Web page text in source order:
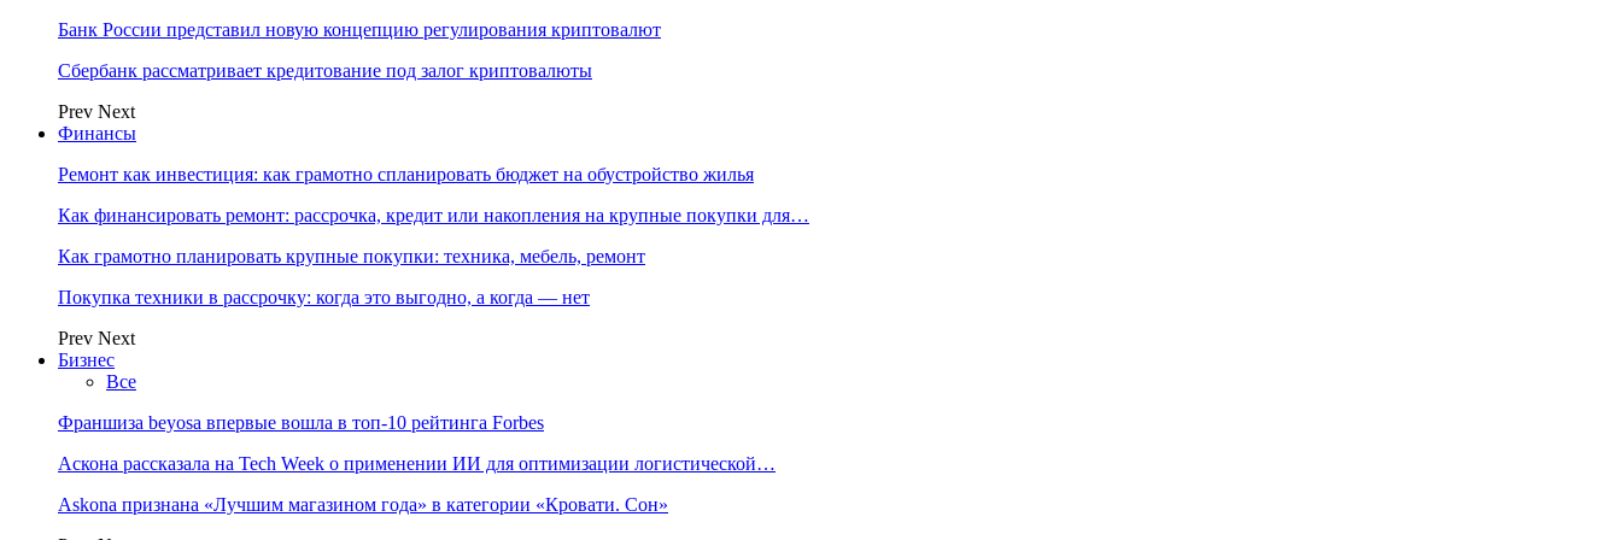
Банк России представил новую концепцию регулирования криптовалют
Сбербанк рассматривает кредитование под залог криптовалюты
Prev Next
Финансы
Ремонт как инвестиция: как грамотно спланировать бюджет на обустройство жилья
Как финансировать ремонт: рассрочка, кредит или накопления на крупные покупки для…
Как грамотно планировать крупные покупки: техника, мебель, ремонт
Покупка техники в рассрочку: когда это выгодно, а когда — нет
Prev Next
Бизнес
Все
Франшиза beyosa впервые вошла в топ-10 рейтинга Forbes
Аскона рассказала на Tech Week о применении ИИ для оптимизации логистической…
Askona признана «Лучшим магазином года» в категории «Кровати. Сон»